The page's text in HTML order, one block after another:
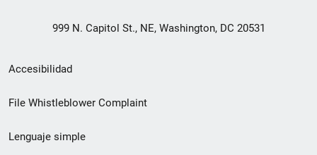
999 N. Capitol St., NE, Washington, DC 20531
Menú
de
de
Accesibilidad
File Whistleblower Complaint
Lenguaje simple